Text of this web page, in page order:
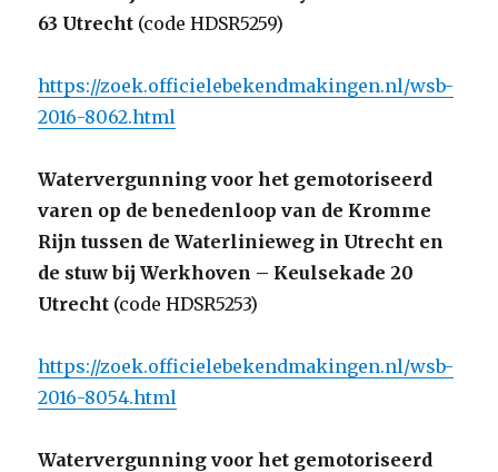
63 Utrecht (code HDSR5259)
https://zoek.officielebekendmakingen.nl/wsb-
2016-8062.html
Watervergunning voor het gemotoriseerd
varen op de benedenloop van de Kromme
Rijn tussen de Waterlinieweg in Utrecht en
de stuw bij Werkhoven – Keulsekade 20
Utrecht (code HDSR5253)
https://zoek.officielebekendmakingen.nl/wsb-
2016-8054.html
Watervergunning voor het gemotoriseerd